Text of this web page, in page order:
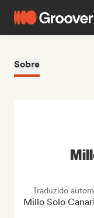
Sobre
Traduzido
Millo Solo